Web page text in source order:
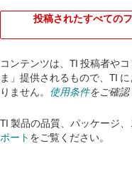
投稿されたすべての
コンテンツは、TI 投稿者や
ま」提供されるもので、TI
りません。 使用条件をご確認
TI 製品の品質、パッケージ
ポート をご覧ください。​​​​​​​​​​​​​​